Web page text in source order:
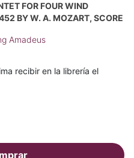
FOR FOUR WIND
BY W. A. MOZART, SCORE
Amadeus
recibir en la librería el